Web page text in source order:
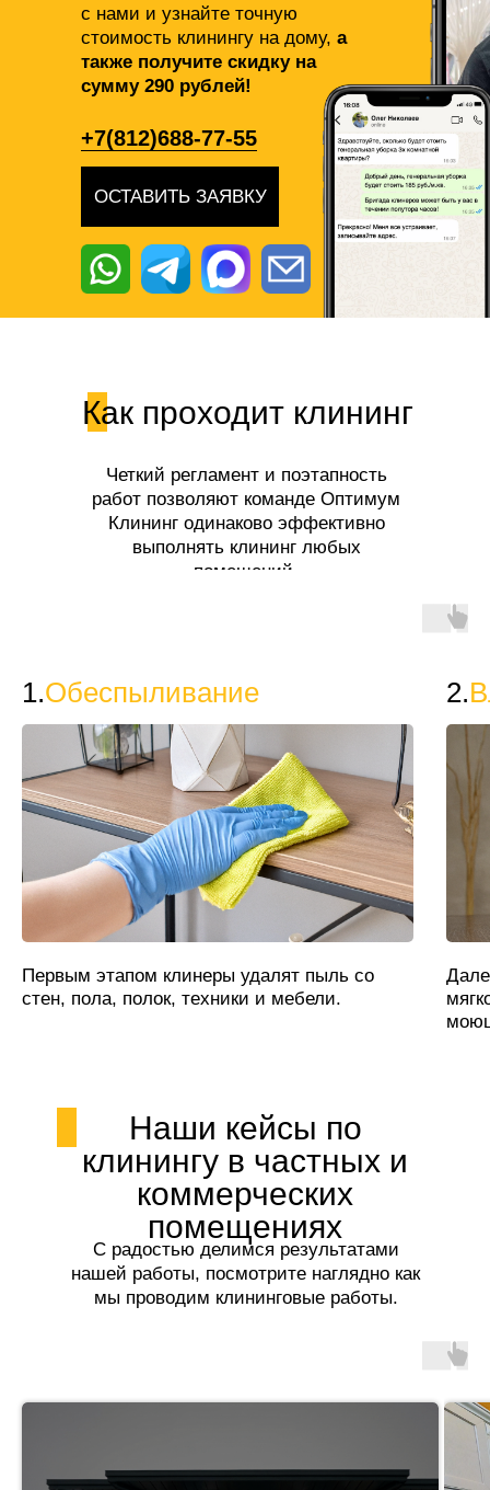
с нами и узнайте точную
стоимость клинингу на дому, а
также получите скидку на
сумму 290 рублей!
ОСТАВИТЬ ЗАЯВКУ
+7(812)688-77-55
Как проходит клининг
Четкий регламент и поэтапность
работ позволяют команде Оптимум
Клининг одинаково эффективно
выполнять клининг любых
помещений.
1.Обеспыливание
Первым этапом клинеры удалят пыль со
стен, пола, полок, техники и мебели.
2.
Наши кейсы по
клинингу в частных и
коммерческих
помещениях
С радостью делимся результатами
нашей работы, посмотрите наглядно как
мы проводим клининговые работы.